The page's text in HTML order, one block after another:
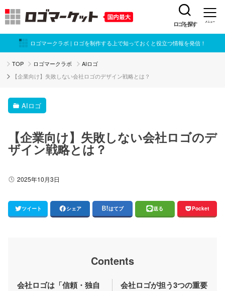
ロゴを探す メニュー
ロゴマークラボ | ロゴを制作する上で知っておくと役立つ情報を発信！
TOP ロゴマークラボ AIロゴ
【企業向け】失敗しない会社ロゴのデザイン戦略とは？
AIロゴ
【企業向け】失敗しない会社ロゴのデ
ザイン戦略とは？
2025年10月3日
ツイート シェア はてブ 送る Pocket
Contents
会社ロゴは「信頼・独自
会社ロゴが担う3つの重要